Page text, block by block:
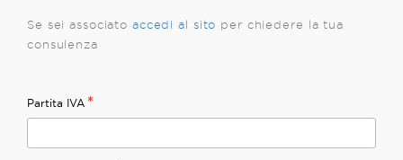
Se sei associato accedi al sito per chiedere la tua
consulenza
Partita IVA *